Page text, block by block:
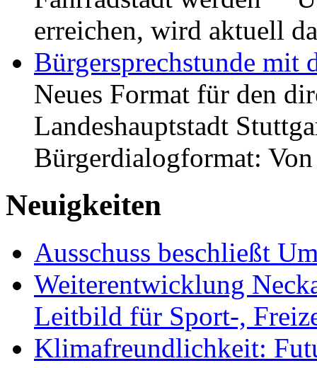
erreichen, wird aktuell
Bürgersprechstunde mit
Neues Format für den
Landeshauptstadt
Bürgerdialogformat:
Neuigkeiten
Ausschuss beschließt
Weiterentwicklung
Leitbild für Sport-,
Klimafreundlichkeit: